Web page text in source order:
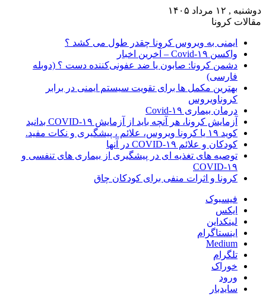
دوشنبه , ۱۲ مرداد ۱۴۰۵
مقالات کرونا
ایمنی به ویروس کرونا چقدر طول می کشد ؟
واکسن Covid-۱۹ – آخرین اخبار
دشمن کرونا: صابون یا ضد عفونی‌کننده دست ؟ (دوبله
فارسی)
بهترین مکمل ها برای تقویت سیستم ایمنی در برابر
کروناویروس
درمان بیماری Covid-۱۹
آزمایش کرونا، هر آنچه باید از آزمایش COVID-۱۹ بدانید
کوید ۱۹ یا کرونا ویروس، علائم ، پیشگیری و نکات مفید.
کودکان و علائم COVID-۱۹ در آنها
توصیه های تغذیه ای در پیشگیری از بیماری های تنفسی و
COVID-۱۹
کرونا و اثرات منفی برای کودکان چاق
فیسبوک
ایکس
لینکداین
اینستاگرام
Medium
تلگرام
خوراک
ورود
سایدبار